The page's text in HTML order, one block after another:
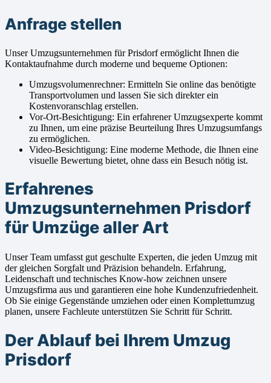
Anfrage stellen
Unser Umzugsunternehmen für Prisdorf ermöglicht Ihnen die
Kontaktaufnahme durch moderne und bequeme Optionen:
Umzugsvolumenrechner: Ermitteln Sie online das benötigte
Transportvolumen und lassen Sie sich direkter ein
Kostenvoranschlag erstellen.
Vor-Ort-Besichtigung: Ein erfahrener Umzugsexperte kommt
zu Ihnen, um eine präzise Beurteilung Ihres Umzugsumfangs
zu ermöglichen.
Video-Besichtigung: Eine moderne Methode, die Ihnen eine
visuelle Bewertung bietet, ohne dass ein Besuch nötig ist.
Erfahrenes
Umzugsunternehmen Prisdorf
für Umzüge aller Art
Unser Team umfasst gut geschulte Experten, die jeden Umzug mit
der gleichen Sorgfalt und Präzision behandeln. Erfahrung,
Leidenschaft und technisches Know-how zeichnen unsere
Umzugsfirma aus und garantieren eine hohe Kundenzufriedenheit.
Ob Sie einige Gegenstände umziehen oder einen Komplettumzug
planen, unsere Fachleute unterstützen Sie Schritt für Schritt.
Der Ablauf bei Ihrem Umzug
Prisdorf